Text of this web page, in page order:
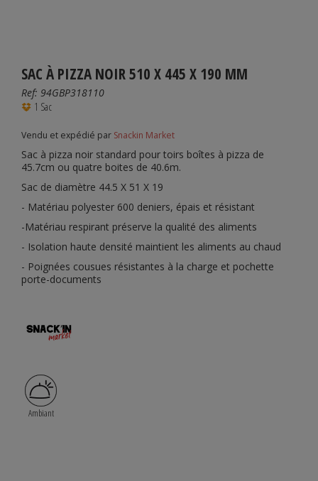
SAC À PIZZA NOIR 510 X 445 X 190 MM
Ref: 94GBP318110
1 Sac
Vendu et expédié par Snackin Market
Sac à pizza noir standard pour toirs boîtes à pizza de
45.7cm ou quatre boites de 40.6m.
Sac de diamètre 44.5 X 51 X 19
- Matériau polyester 600 deniers, épais et résistant
-Matériau respirant préserve la qualité des aliments
- Isolation haute densité maintient les aliments au chaud
- Poignées cousues résistantes à la charge et pochette
porte-documents
Ambiant